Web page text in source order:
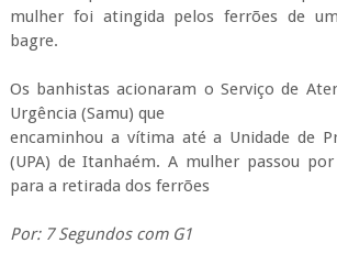
mulher foi atingida pelos ferrões de
bagre.
Os banhistas acionaram o Serviço de
Urgência (Samu) que
encaminhou a vítima até a Unidade de
(UPA) de Itanhaém. A mulher passou
para a retirada dos ferrões
Por: 7 Segundos com G1